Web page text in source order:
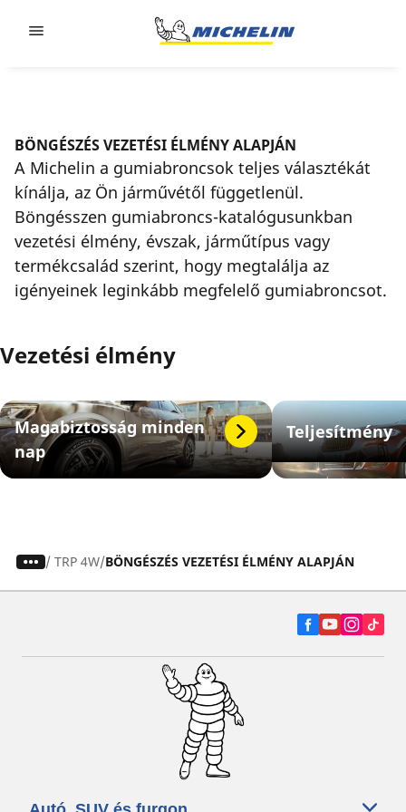
BÖNGÉSZÉS VEZETÉSI ÉLMÉNY ALAPJÁN
A Michelin a gumiabroncsok teljes választékát
kínálja, az Ön járművétől függetlenül.
Böngésszen gumiabroncs-katalógusunkban
vezetési élmény, évszak, járműtípus vagy
termékcsalád szerint, hogy megtalálja az
igényeinek leginkább megfelelő gumiabroncsot.
Vezetési élmény
Magabiztosság minden
nap
Teljesítmény
/ TRP 4W BÖNGÉSZÉS VEZETÉSI ÉLMÉNY ALAPJÁN